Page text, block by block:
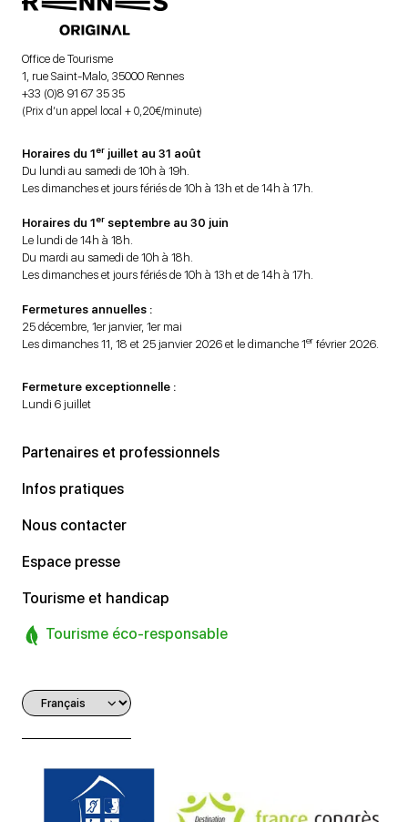
Office de Tourisme
1, rue Saint-Malo, 35000 Rennes
+33 (0)8 91 67 35 35
(Prix d’un appel local + 0,20€/minute)
Horaires du 1er juillet au 31 août
Du lundi au samedi de 10h à 19h.
Les dimanches et jours fériés de 10h à 13h et de 14h à 17h.
Horaires du 1er septembre au 30 juin
Le lundi de 14h à 18h.
Du mardi au samedi de 10h à 18h.
Les dimanches et jours fériés de 10h à 13h et de 14h à 17h.
Fermetures annuelles :
25 décembre, 1er janvier, 1er mai
Les dimanches 11, 18 et 25 janvier 2026 et le dimanche 1er février 2026.
Fermeture exceptionnelle :
Lundi 6 juillet
Partenaires et professionnels
Infos pratiques
Nous contacter
Espace presse
Tourisme et handicap
Tourisme éco-responsable